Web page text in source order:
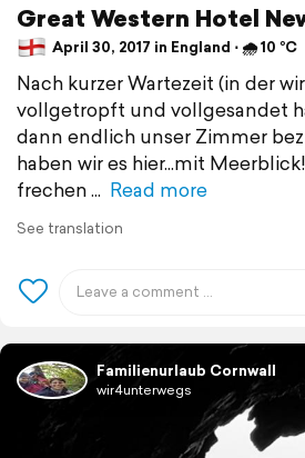
Great Western Hotel
April 30, 2017 in England ⋅ 🌧 10 °C
Nach kurzer Wartezeit (in der
vollgetropft und vollgesandet
dann endlich unser Zimmer
haben wir es hier...mit
frechen
Read more
See translation
Familienurlaub Cornwall
wir4unterwegs